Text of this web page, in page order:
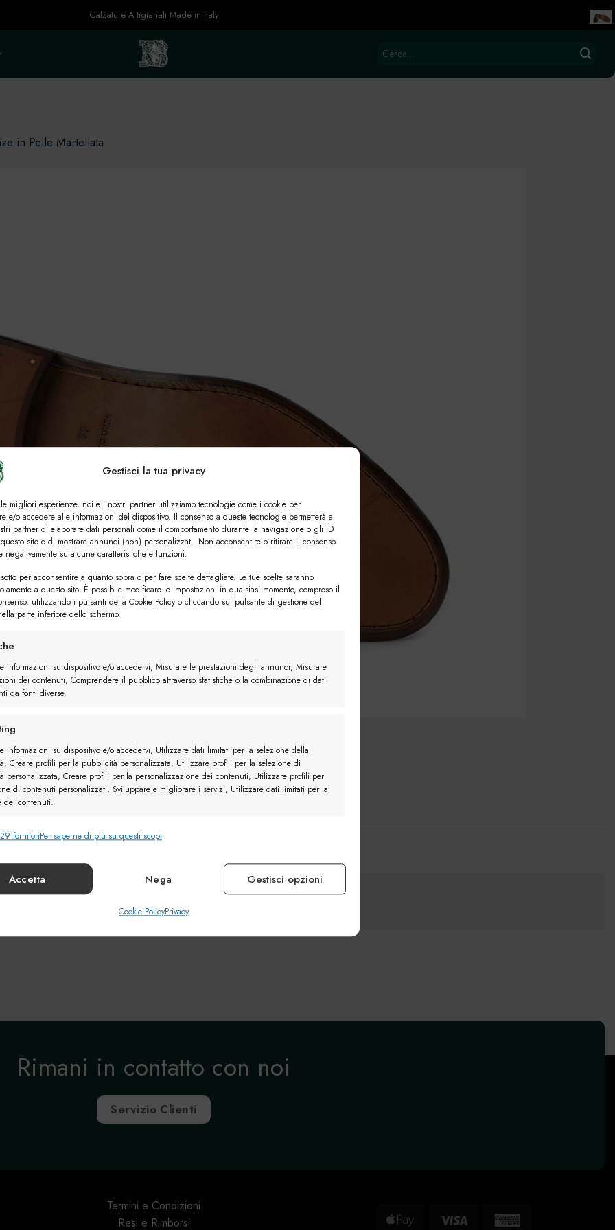
Gestisci la tua privacy
migliori esperienze, noi e i nostri partner utilizziamo tecnologie come i cookie per
e/o accedere alle informazioni del dispositivo. Il consenso a queste tecnologie permetterà a
partner di elaborare dati personali come il comportamento durante la navigazione o gli ID
sito e di mostrare annunci (non) personalizzati. Non acconsentire o ritirare il consenso
negativamente su alcune caratteristiche e funzioni.
per acconsentire a quanto sopra o per fare scelte dettagliate. Le tue scelte saranno
a questo sito. È possibile modificare le impostazioni in qualsiasi momento, compreso il
utilizzando i pulsanti della Cookie Policy o cliccando sul pulsante di gestione del
parte inferiore dello schermo.
informazioni su dispositivo e/o accedervi, Misurare le prestazioni degli annunci, Misurare
dei contenuti, Comprendere il pubblico attraverso statistiche o la combinazione di dati
da fonti diverse.
informazioni su dispositivo e/o accedervi, Utilizzare dati limitati per la selezione della
Creare profili per la pubblicità personalizzata, Utilizzare profili per la selezione di
personalizzata, Creare profili per la personalizzazione dei contenuti, Utilizzare profili per
di contenuti personalizzati, Sviluppare e migliorare i servizi, Utilizzare dati limitati per la
dei contenuti.
Identificare i dispositivi in base alle informazioni trasmesse automaticamente.
la sicurezza, prevenire e rilevare frodi, correggere
fornitoriPer saperne di più su questi scopi
Accetta Nega Gestisci opzioni
Cookie PolicyPrivacy
Calzature Artigianali Made in Italy
Cerca:
in Pelle Martellata
Rimani in contatto con noi
Servizio Clienti
Termini e Condizioni
Resi e Rimborsi